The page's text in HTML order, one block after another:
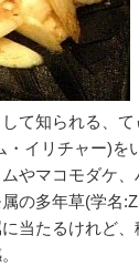
て知られる、
イリチャー)を
やマコモダケ
の多年草(学名
当たるけれど